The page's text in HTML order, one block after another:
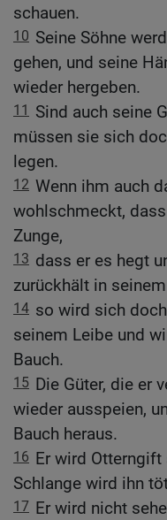
schauen.
10 Seine Söhne
gehen, und seine
wieder hergeben.
11
Sind auch seine
müssen sie sich
legen.
12 Wenn ihm auch
wohlschmeckt,
Zunge,
13 dass er es hegt
zurückhält in
14 so wird sich
seinem Leibe und
Bauch.
15 Die Güter, die er
wieder ausspeien,
Bauch heraus.
16 Er wird Otterngift
Schlange wird ihn
17 Er wird nicht